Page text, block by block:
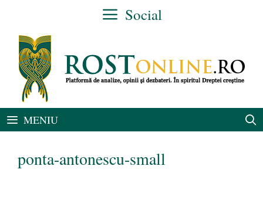
conținut
Social
MENIU
ponta-antonescu-small